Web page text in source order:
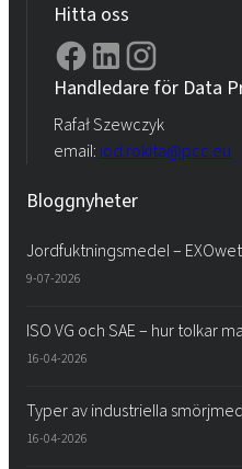
Hitta oss
Handledare för Data
Rafał Szewczyk
email: iod.rokita@pcc.eu
Bloggnyheter
Jordfuktningsmedel –
9-07-2026
ISO VG och SAE – hur tolkar
16-04-2026
Typer av industriella
16-04-2026